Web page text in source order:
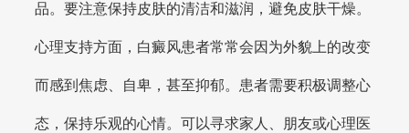
品。要注意保持皮肤的清洁和滋润，避免皮肤干燥。
心理支持方面，白癜风患者常常会因为外貌上的改变
而感到焦虑、自卑，甚至抑郁。患者需要积极调整心
态，保持乐观的心情。可以寻求家人、朋友或心理医